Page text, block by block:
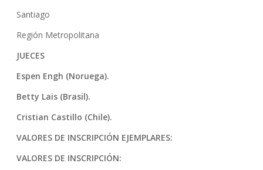
Santiago
Región Metropolitana
JUECES
Espen Engh (Noruega).
Betty Lais (Brasil).
Cristian Castillo (Chile).
VALORES DE INSCRIPCIÓN EJEMPLARES:
VALORES DE INSCRIPCIÓN: